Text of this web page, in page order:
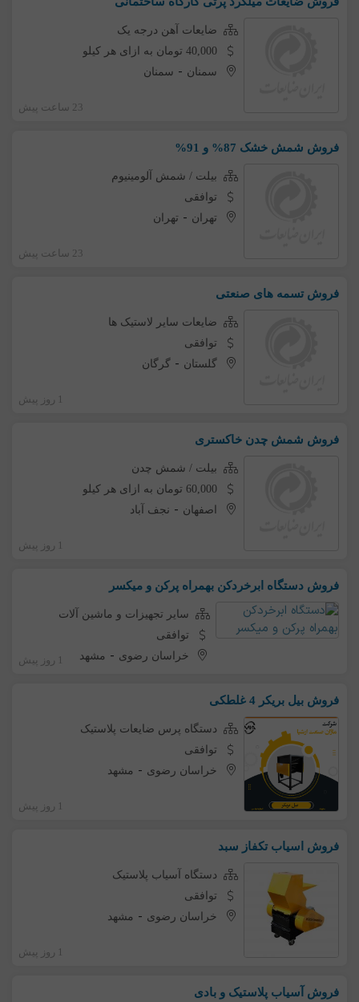
ضایعات آهن درجه یک
40,000 تومان به ازای هر کیلو
سمنان - سمنان
23 ساعت پیش
فروش شمش خشک 87% و 91%
بیلت / شمش آلومینیوم
توافقی
تهران - تهران
23 ساعت پیش
فروش تسمه های صنعتی
ضایعات سایر لاستیک ها
توافقی
گلستان - گرگان
1 روز پیش
فروش شمش چدن خاکستری
بیلت / شمش چدن
60,000 تومان به ازای هر کیلو
اصفهان - نجف آباد
1 روز پیش
فروش دستگاه ابرخردکن بهمراه پرکن و میکسر
سایر تجهیزات و ماشین آلات
توافقی
خراسان رضوی - مشهد 1 روز پیش
فروش بیل بریکر 4 غلطکی
دستگاه پرس ضایعات پلاستیک
توافقی
خراسان رضوی - مشهد
1 روز پیش
فروش اسیاب تکفاز سبد
دستگاه آسیاب پلاستیک
توافقی
خراسان رضوی - مشهد
1 روز پیش
فروش آسیاب پلاستیک و بادی